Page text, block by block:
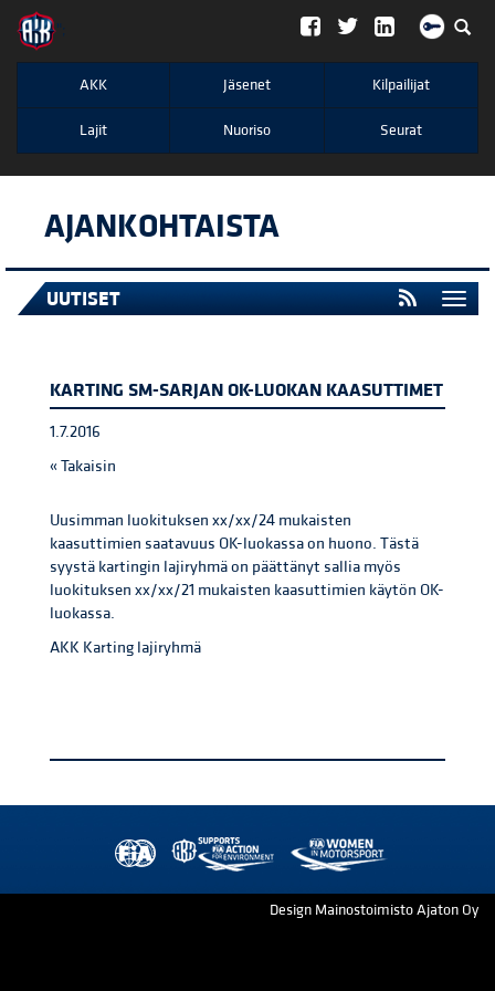
";
AKK Jäsenet Kilpailijat
Lajit Nuoriso Seurat
AJANKOHTAISTA
UUTISET
KARTING SM-SARJAN OK-LUOKAN KAASUTTIMET
1.7.2016
« Takaisin
Uusimman luokituksen xx/xx/24 mukaisten
kaasuttimien saatavuus OK-luokassa on huono. Tästä
syystä kartingin lajiryhmä on päättänyt sallia myös
luokituksen xx/xx/21 mukaisten kaasuttimien käytön OK-
luokassa.
AKK Karting lajiryhmä
Design Mainostoimisto Ajaton Oy